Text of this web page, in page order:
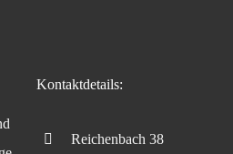
Kontaktdetails:
Reichenbach 38